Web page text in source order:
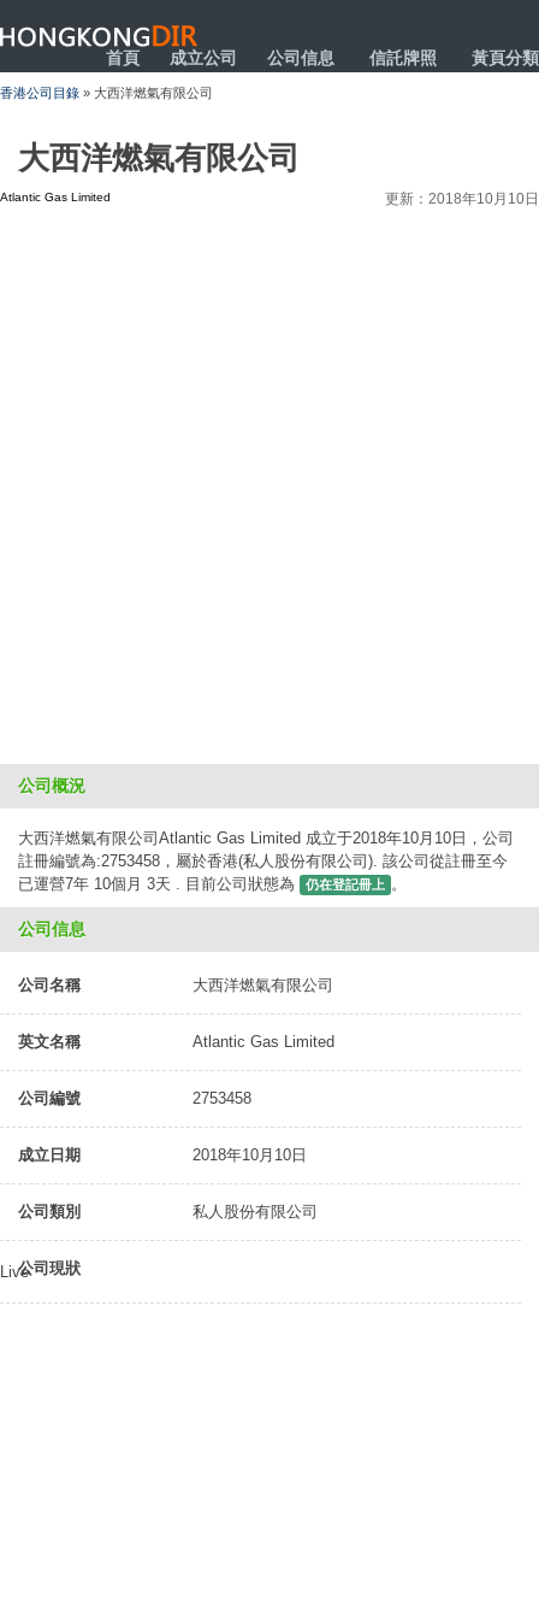
HONGKONGDIR
首頁 成立公司 公司信息 信託牌照 黃頁分類
香港公司目錄 » 大西洋燃氣有限公司
大西洋燃氣有限公司
Atlantic Gas Limited 更新：2018年10月10日
公司概況
大西洋燃氣有限公司Atlantic Gas Limited 成立于2018年10月10日，公司
註冊編號為:2753458，屬於香港(私人股份有限公司). 該公司從註冊至今
已運營7年 10個月 3天 . 目前公司狀態為
仍在登記冊上 。
公司信息
公司名稱 大西洋燃氣有限公司
英文名稱 Atlantic Gas Limited
公司編號 2753458
成立日期 2018年10月10日
公司類別 私人股份有限公司
公司現狀
Live